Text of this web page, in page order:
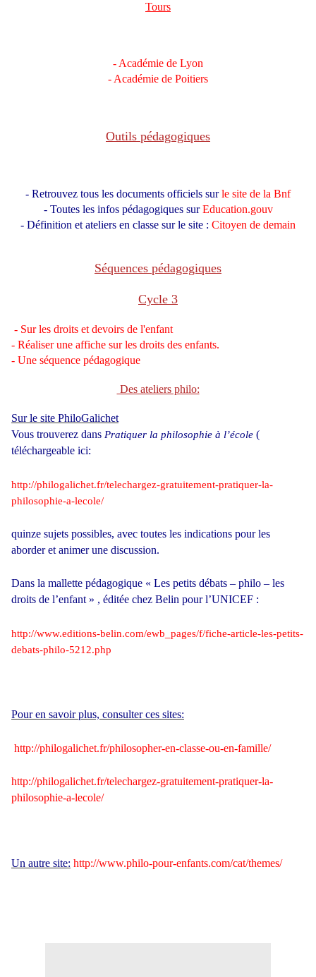
Tours
- Académie de Lyon
- Académie de Poitiers
Outils pédagogiques
- Retrouvez tous les documents officiels sur le site de la Bnf
- Toutes les infos pédagogiques sur Education.gouv
- Définition et ateliers en classe sur le site : Citoyen de demain
Séquences pédagogiques
Cycle 3
- Sur les droits et devoirs de l'enfant
- Réaliser une affiche sur les droits des enfants.
- Une séquence pédagogique
Des ateliers philo:
Sur le site PhiloGalichet
Vous trouverez dans Pratiquer la philosophie à l’école (
téléchargeable ici:
http://philogalichet.fr/telechargez-gratuitement-pratiquer-la-
philosophie-a-lecole/
quinze sujets possibles, avec toutes les indications pour les
aborder et animer une discussion.
Dans la mallette pédagogique « Les petits débats – philo – les
droits de l’enfant » , éditée chez Belin pour l’UNICEF :
http://www.editions-belin.com/ewb_pages/f/fiche-article-les-petits-
debats-philo-5212.php
Pour en savoir plus, consulter ces sites:
http://philogalichet.fr/philosopher-en-classe-ou-en-famille/
http://philogalichet.fr/telechargez-gratuitement-pratiquer-la-
philosophie-a-lecole/
Un autre site: http://www.philo-pour-enfants.com/cat/themes/